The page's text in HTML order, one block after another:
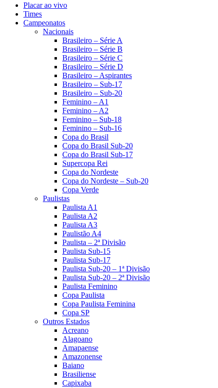
Placar ao vivo
Times
Campeonatos
Nacionais
Brasileiro – Série A
Brasileiro – Série B
Brasileiro – Série C
Brasileiro – Série D
Brasileiro – Aspirantes
Brasileiro – Sub-17
Brasileiro – Sub-20
Feminino – A1
Feminino – A2
Feminino – Sub-18
Feminino – Sub-16
Copa do Brasil
Copa do Brasil Sub-20
Copa do Brasil Sub-17
Supercopa Rei
Copa do Nordeste
Copa do Nordeste – Sub-20
Copa Verde
Paulistas
Paulista A1
Paulista A2
Paulista A3
Paulistão A4
Paulista – 2ª Divisão
Paulista Sub-15
Paulista Sub-17
Paulista Sub-20 – 1ª Divisão
Paulista Sub-20 – 2ª Divisão
Paulista Feminino
Copa Paulista
Copa Paulista Feminina
Copa SP
Outros Estados
Acreano
Alagoano
Amapaense
Amazonense
Baiano
Brasiliense
Capixaba